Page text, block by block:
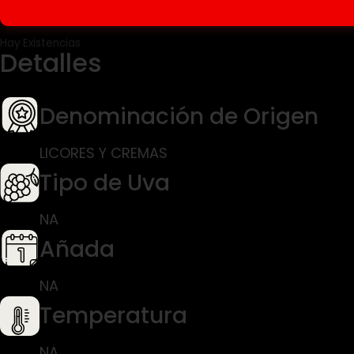
Hay Existencias
Detalles
Denominación de Origen
LICORES Y CREMAS
Tipo de Uva
NA
Añada
NA
Temperatura